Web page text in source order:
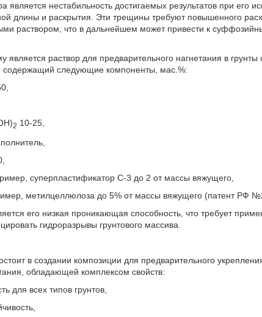
является нестабильность достигаемых результатов при его
длины и раскрытия. Эти трещины требуют повышенного
раствором, что в дальнейшем может привести к
является раствор для предварительного нагнетания в
следующие компоненты, мас.%:
2 10-25,
суперпластификатор С-3 до 2 от массы вяжущего,
метилцеллюлоза до 5% от массы вяжущего (патент РФ
его низкая проникающая способность, что требует
гидроразрывы грунтового массива.
в создании композиции для предварительного
обладающей комплексом свойств:
для всех типов грунтов,